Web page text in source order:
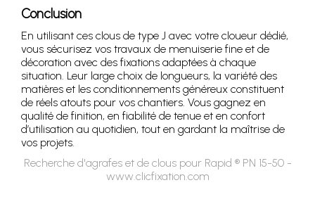
Conclusion
En utilisant ces clous de type J avec votre cloueur dédié,
vous sécurisez vos travaux de menuiserie fine et de
décoration avec des fixations adaptées à chaque
situation. Leur large choix de longueurs, la variété des
matières et les conditionnements généreux constituent
de réels atouts pour vos chantiers. Vous gagnez en
qualité de finition, en fiabilité de tenue et en confort
d’utilisation au quotidien, tout en gardant la maîtrise de
vos projets.
Recherche d'agrafes et de clous pour Rapid ® PN 15-50 -
www.clicfixation.com